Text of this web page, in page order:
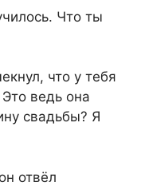
Что ты
что у тебя
ведь она
свадьбы? Я
отвёл